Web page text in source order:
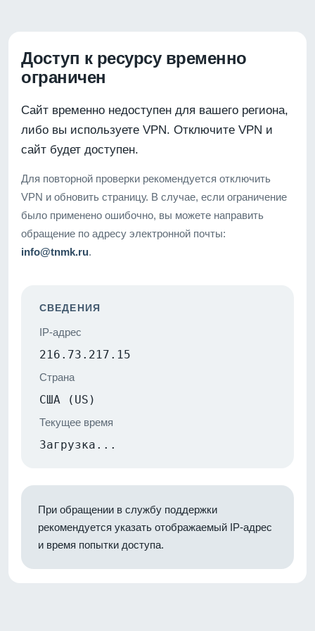
Доступ к ресурсу временно
ограничен
Сайт временно недоступен для вашего региона,
либо вы используете VPN. Отключите VPN и
сайт будет доступен.
Для повторной проверки рекомендуется отключить
VPN и обновить страницу. В случае, если ограничение
было применено ошибочно, вы можете направить
обращение по адресу электронной почты:
info@tnmk.ru.
СВЕДЕНИЯ
IP-адрес
216.73.217.15
Страна
США (US)
Текущее время
Загрузка...
При обращении в службу поддержки
рекомендуется указать отображаемый IP-адрес
и время попытки доступа.